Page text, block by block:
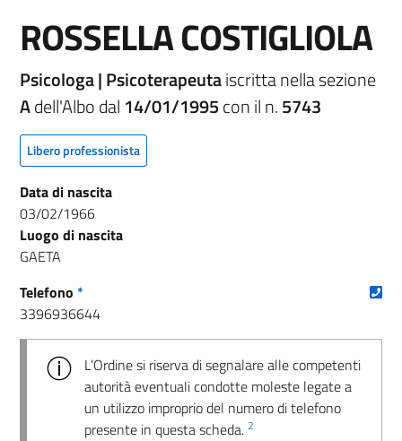
ROSSELLA COSTIGLIOLA
Psicologa | Psicoterapeutaiscritta nella sezione
Adell'Albo dal 14/01/1995con il n.5743
Libero professionista
Data di nascita
03/02/1966
Luogo di nascita
GAETA
Telefono *
3396936644
L’Ordine si riserva di segnalare alle competenti
autorità eventuali condotte moleste legate a
un utilizzo improprio del numero di telefono
presente in questa scheda. 2